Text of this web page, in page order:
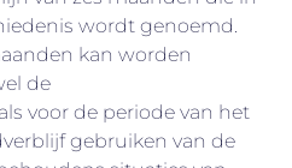
wordt genoemd.
kan worden
de
voor de periode van het
gebruiken van de